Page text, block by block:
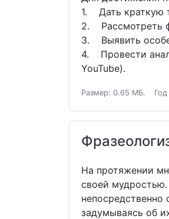
1. Дать краткую
2. Рассмотреть
3. Выявить
4. Провести
YouTube).
Размер: 0.65 МБ.
На протяжении
своей
задумываясь об